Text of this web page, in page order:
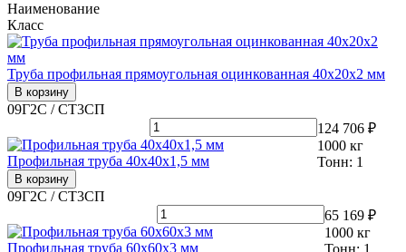
Наименование
Класс
Труба профильная прямоугольная оцинкованная 40х20х2 мм
В корзину
09Г2С / СТ3СП
124 706 ₽
1000 кг
Тонн: 1
Профильная труба 40х40х1,5 мм
В корзину
09Г2С / СТ3СП
65 169 ₽
1000 кг
Профильная труба 60х60х3 мм